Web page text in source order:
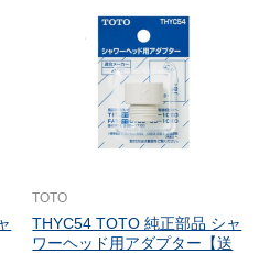
TOTO
THYC54 TOTO 純正部品 シャ
ワーヘッド用アダプター【送